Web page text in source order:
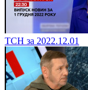
ТСН за 2022.12.01